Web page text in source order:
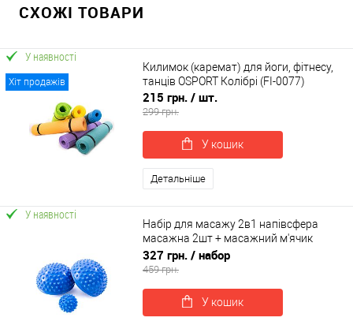
СХОЖІ ТОВАРИ
Хіт продажів
У наявності
Килимок (каремат) для йоги, фітнесу,
танців OSPORT Колібрі (FI-0077)
215 грн. / шт.
299 грн.
У кошик
Детальніше
У наявності
Набір для масажу 2в1 напівсфера
масажна 2шт + масажний м'ячик
масажер для ніг МФР OSPORT Set 28
(n-0059)
327 грн. / набор
459 грн.
У кошик